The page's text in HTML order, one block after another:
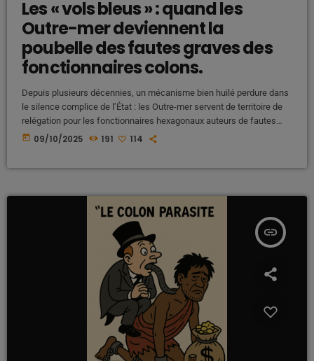
Les « vols bleus » : quand les
Outre-mer deviennent la
poubelle des fautes graves des
fonctionnaires colons.
Depuis plusieurs décennies, un mécanisme bien huilé perdure dans
le silence complice de l’État : les Outre-mer servent de territoire de
relégation pour les fonctionnaires hexagonaux auteurs de fautes
graves. Ces affectations, que certains surnomment ironiquement
today 09/10/2025 191 114
insert_link